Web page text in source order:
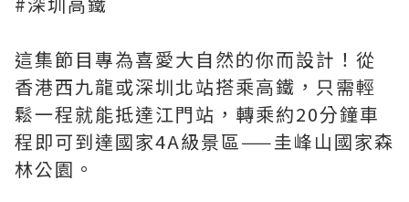
這集節目專為喜愛大自然的你而設計！從
香港西九龍或深圳北站搭乘高鐵，只需輕
鬆一程就能抵達江門站，轉乘約20分鐘車
程即可到達國家4A級景區——圭峰山國家森
林公園。